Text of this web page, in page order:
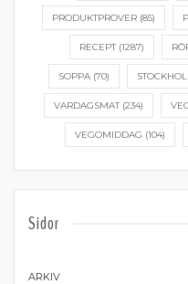
PRODUKTPROVER(85)
RECEPT(1287)
SOPPA(70)
VARDAGSMAT(234)
VEGOMIDDAG (104)
Sidor
ARKIV